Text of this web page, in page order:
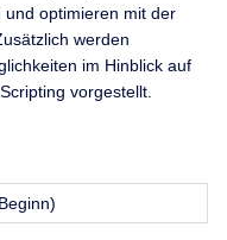
optimieren mit der
werden
im Hinblick auf
vorgestellt.